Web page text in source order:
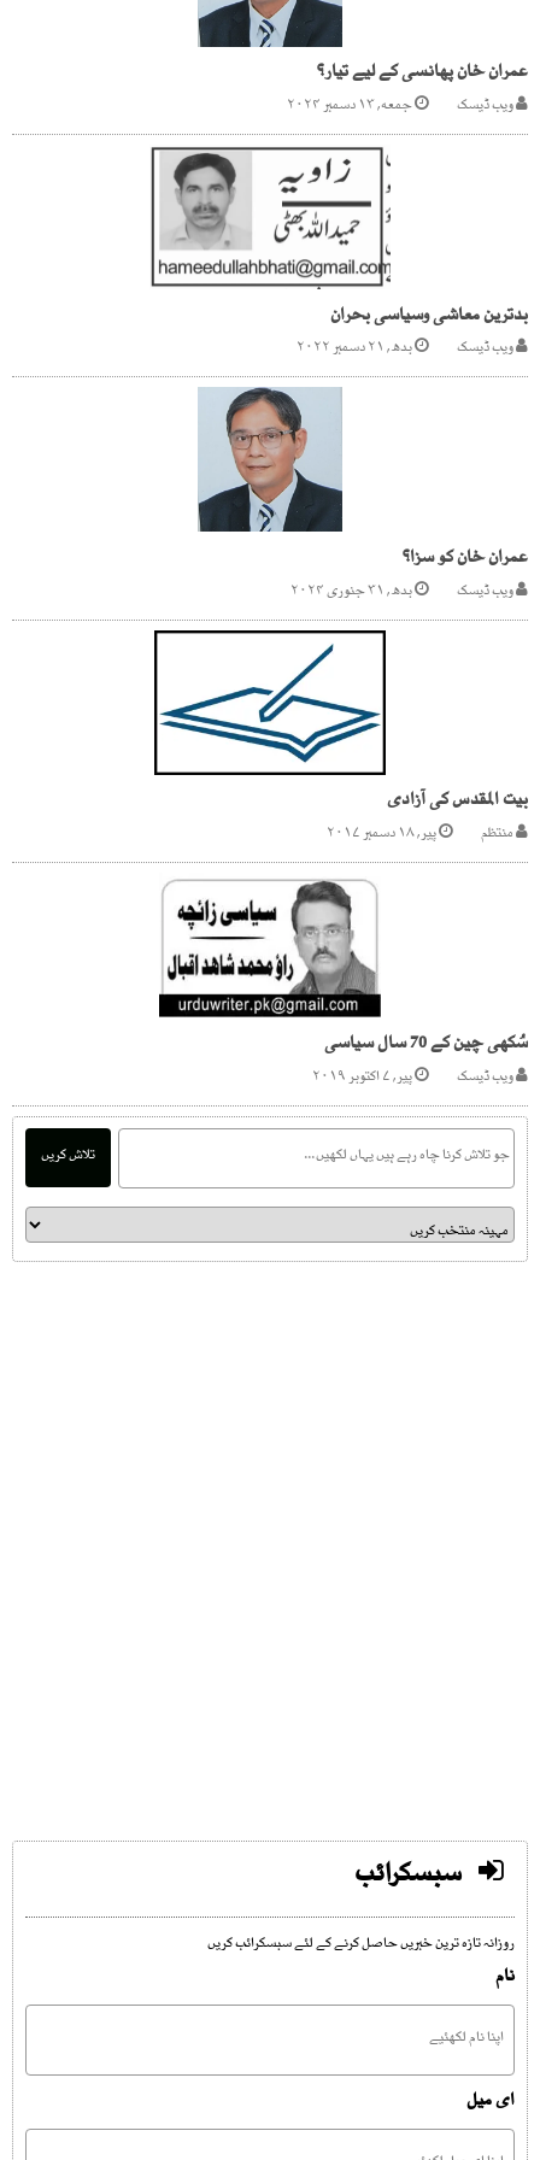
عمران خان پھانسی کے لیے تیار؟
ویب ڈیسک جمعه, ۱۳ دسمبر ۲۰۲۴
بدترین معاشی وسیاسی بحران
ویب ڈیسک بدھ, ۲۱ دسمبر ۲۰۲۲
عمران خان کو سزا؟
ویب ڈیسک بدھ, ۳۱ جنوری ۲۰۲۴
بیت المقدس کی آزادی
منتظم پیر, ۱۸ دسمبر ۲۰۱۷
سُکھی چین کے 70 سال سیاسی
(زائچہ...راؤ محمد شاہد اقبال)
ویب ڈیسک پیر, ۷ اکتوبر ۲۰۱۹
تلاش کریں
سبسکرائب
روزانہ تازہ ترین خبریں حاصل کرنے کے لئے سبسکرائب کریں
نام
ای میل